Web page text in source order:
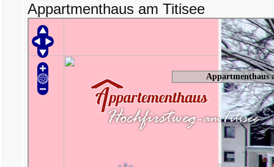
Appartmenthaus am Titisee